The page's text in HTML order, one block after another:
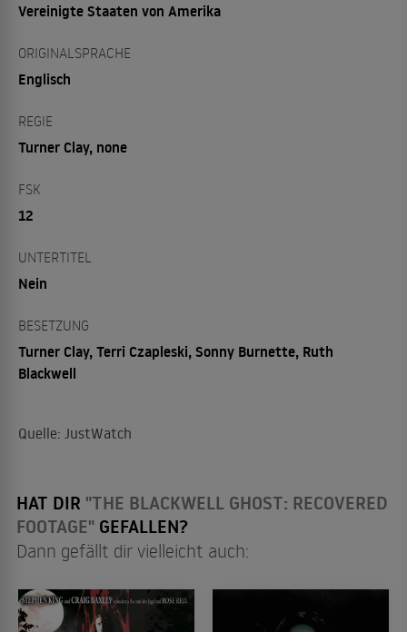
Vereinigte Staaten von Amerika
ORIGINALSPRACHE
Englisch
REGIE
Turner Clay, none
FSK
12
UNTERTITEL
Nein
BESETZUNG
Turner Clay, Terri Czapleski, Sonny Burnette, Ruth
Blackwell
Quelle: JustWatch
HAT DIR "THE BLACKWELL GHOST: RECOVERED
FOOTAGE" GEFALLEN?
Dann gefällt dir vielleicht auch: